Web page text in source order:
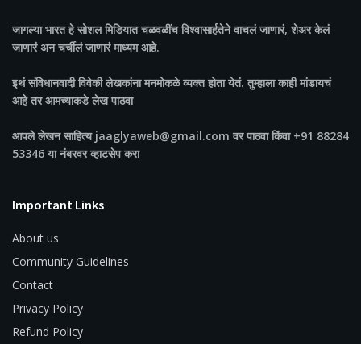
जागल्या भारतहे सोशल मिडियात चळवळींच विश्वासार्हतेने वाचलं जाणारं, शेअर केलं
जाणारं अन चर्चीलं जाणारं माध्यम आहे.
इथं संविधानवादी विवेकी लेखकांना मनमोकळे व्यक्त होता येतं. तुम्हाला काही मांडायचं
आहे तर आमच्याकडे लेख पाठवा
आपले लेखन साहित्य jaaglyaweb@gmail.com वर पाठवा किंवा +91 88284
53346 या नंबरवर व्हाटसेप करा
Important Links
About us
Community Guidelines
Contact
Privacy Policy
Refund Policy